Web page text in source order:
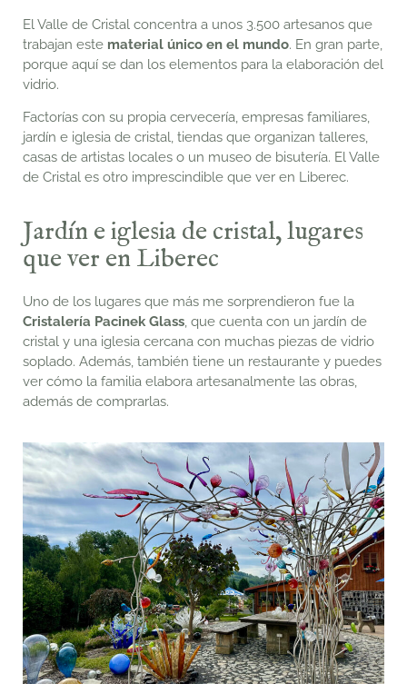
El Valle de Cristal concentra a unos 3.500 artesanos que
trabajan este material único en el mundo. En gran parte,
porque aquí se dan los elementos para la elaboración del
vidrio.
Factorías con su propia cervecería, empresas familiares,
jardín e iglesia de cristal, tiendas que organizan talleres,
casas de artistas locales o un museo de bisutería. El Valle
de Cristal es otro imprescindible que ver en Liberec.
Jardín e iglesia de cristal, lugares
que ver en Liberec
Uno de los lugares que más me sorprendieron fue la
Cristalería Pacinek Glass, que cuenta con un jardín de
cristal y una iglesia cercana con muchas piezas de vidrio
soplado. Además, también tiene un restaurante y puedes
ver cómo la familia elabora artesanalmente las obras,
además de comprarlas.